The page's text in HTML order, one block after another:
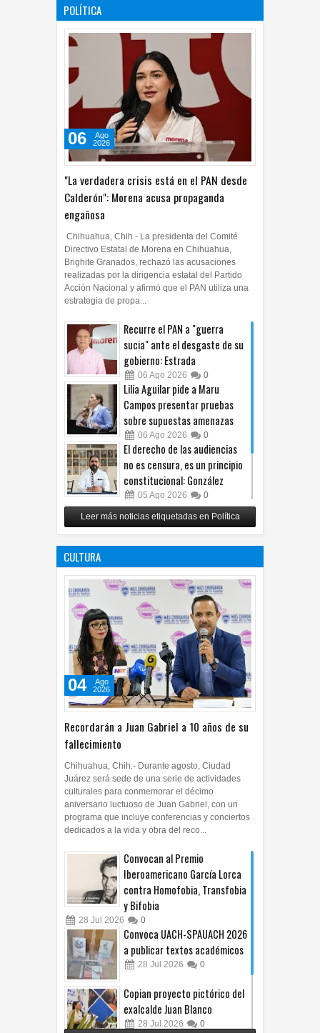
POLÍTICA
"La verdadera crisis está en el PAN desde
Calderón": Morena acusa propaganda
engañosa
06
Ago
2026
Chihuahua, Chih.- La presidenta del Comité
Directivo Estatal de Morena en Chihuahua,
Brighite Granados, rechazó las acusaciones
realizadas por la dirigencia estatal del Partido
Acción Nacional y afirmó que el PAN utiliza una
Recurre el PAN a "guerra
sucia" ante el desgaste de su
gobierno: Estrada
06Ago 2026 0
Lilia Aguilar pide a Maru
Campos presentar pruebas
sobre supuestas amenazas
06Ago 2026 0
El derecho de las audiencias
no es censura, es un principio
constitucional: González
05Ago 2026 0
Relanza Villalobos programa
05Ago 2026 0
CULTURA
Recordarán a Juan Gabriel a 10 años de su
fallecimiento
04
Ago
2026
Chihuahua, Chih.- Durante agosto, Ciudad
Juárez será sede de una serie de actividades
culturales para conmemorar el décimo
aniversario luctuoso de Juan Gabriel, con un
programa que incluye conferencias y conciertos
Convocan al Premio
Iberoamericano García Lorca
contra Homofobia, Transfobia
y Bifobia
28 Jul 0
Convoca UACH-SPAUACH 2026
a publicar textos académicos
Copian proyecto pictórico del
exalcalde Juan Blanco